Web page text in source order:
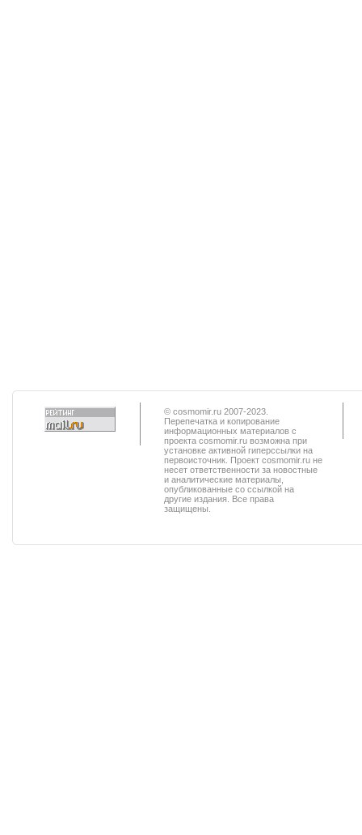
© cosmomir.ru 2007-2023.
Перепечатка и копирование
информационных материалов с
проекта cosmomir.ru возможна при
установке активной гиперссылки на
первоисточник. Проект cosmomir.ru не
несет ответственности за новостные
и аналитические материалы,
опубликованные со ссылкой на
другие издания. Все права
защищены.